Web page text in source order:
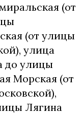
(от
(от улицы
улица
до улицы
Морская (от
Лягина